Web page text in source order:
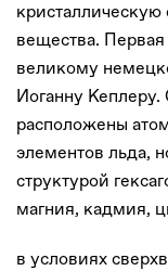
кристаллическую
вещества.
великому
Иоганну Кеплеру.
расположены
элементов льда,
структурой
магния, кадмия,
в условиях